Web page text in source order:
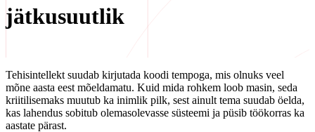
jätkusuutlik
Tehisintellekt suudab kirjutada koodi tempoga, mis olnuks veel
mõne aasta eest mõeldamatu. Kuid mida rohkem loob masin, seda
kriitilisemaks muutub ka inimlik pilk, sest ainult tema suudab öelda,
kas lahendus sobitub olemasolevasse süsteemi ja püsib töökorras ka
aastate pärast.